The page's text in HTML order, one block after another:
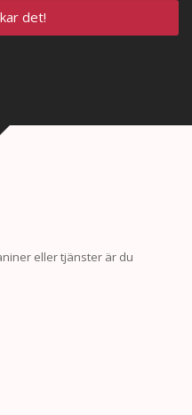
det!
eller tjänster är du